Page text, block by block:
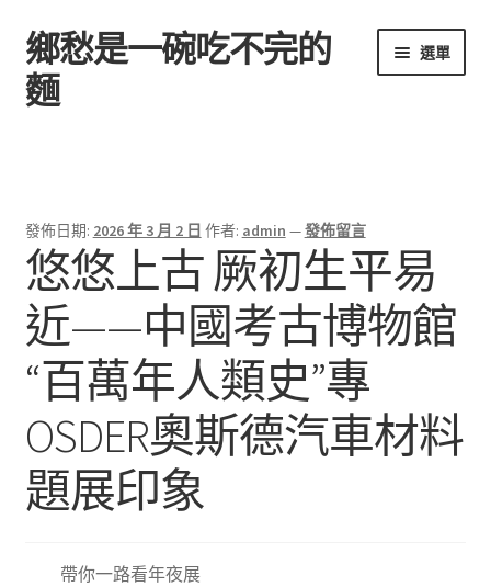
跳
至
導
跳
至
主
鄉愁是一碗吃不完的
麵
選單
發佈日期: 2026 年 3 月 2 日 作者: admin —發佈留言
悠悠上古 厥初生平易
近——中國考古博物館
“百萬年人類史”專
OSDER奧斯德汽車材料
題展印象
帶你一路看年夜展